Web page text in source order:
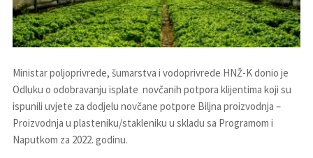
Ministar poljoprivrede, šumarstva i vodoprivrede HNŽ-K donio je
Odluku o odobravanju isplate novčanih potpora klijentima koji su
ispunili uvjete za dodjelu novčane potpore Biljna proizvodnja –
Proizvodnja u plasteniku/stakleniku u skladu sa Programom i
Naputkom za 2022. godinu.